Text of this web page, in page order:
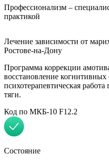
Профессионализм –
практикой
Лечение зависимости от
Ростове-на-Дону
Программа коррекции
восстановление
психотерапевтическая
тяги.
Код по МКБ-10 F12.2
Состояние